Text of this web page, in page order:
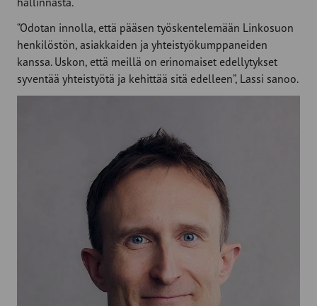
“Odotan innolla, että pääsen työskentelemään Linkosuon
henkilöstön, asiakkaiden ja yhteistyökumppaneiden
kanssa. Uskon, että meillä on erinomaiset edellytykset
syventää yhteistyötä ja kehittää sitä edelleen”, Lassi sanoo.